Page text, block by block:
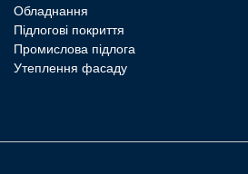
Обладнання
Пiдлоговi покриття
Промислова пiдлога
Утеплення фасаду